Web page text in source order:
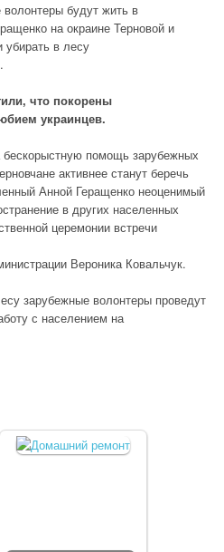
волонтеры будут жить в
на окраине Терновой и
в лесу
что покорены
украинцев.
помощь зарубежных
активнее станут беречь
Анной Геращенко неоценимый
в других населенных
церемонии встречи
Вероника Ковальчук.
зарубежные волонтеры проведут
с населением на